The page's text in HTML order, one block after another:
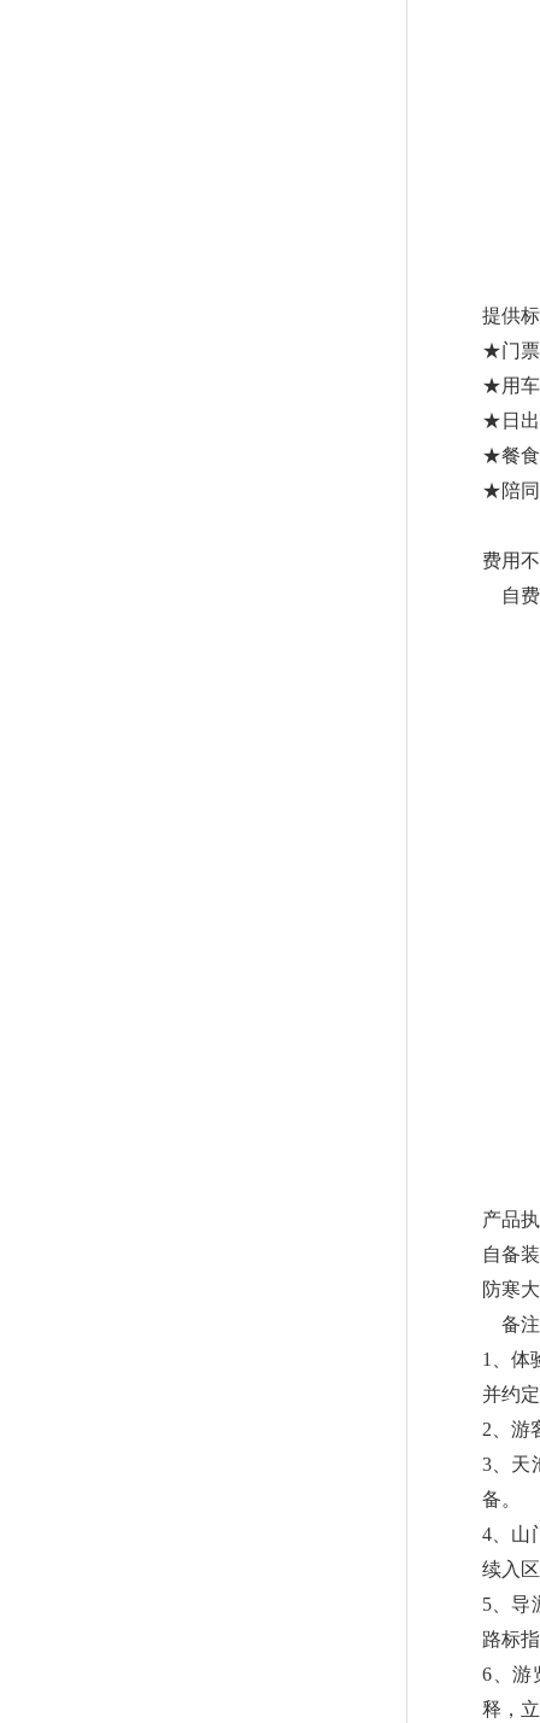
提供
★门票
★用车
★日
★餐食
★陪同
费用
自费
产品
自备
防寒
备注
1、体
并约
2、游
3、天
备。
4、山
续入
5、导
路标
6、游
释，